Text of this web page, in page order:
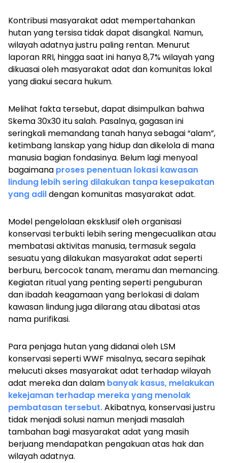
Kontribusi masyarakat adat mempertahankan
hutan yang tersisa tidak dapat disangkal. Namun,
wilayah adatnya justru paling rentan. Menurut
laporan RRI, hingga saat ini hanya 8,7% wilayah yang
dikuasai oleh masyarakat adat dan komunitas lokal
yang diakui secara hukum.
Melihat fakta tersebut, dapat disimpulkan bahwa
Skema 30x30 itu salah. Pasalnya, gagasan ini
seringkali memandang tanah hanya sebagai “alam”,
ketimbang lanskap yang hidup dan dikelola di mana
manusia bagian fondasinya. Belum lagi menyoal
bagaimana proses penentuan lokasi kawasan
lindung lebih sering dilakukan tanpa kesepakatan
yang adildengan komunitas masyarakat adat.
Model pengelolaan eksklusif oleh organisasi
konservasi terbukti lebih sering mengecualikan atau
membatasi aktivitas manusia, termasuk segala
sesuatu yang dilakukan masyarakat adat seperti
berburu, bercocok tanam, meramu dan memancing.
Kegiatan ritual yang penting seperti penguburan
dan ibadah keagamaan yang berlokasi di dalam
kawasan lindung juga dilarang atau dibatasi atas
nama purifikasi.
Para penjaga hutan yang didanai oleh LSM
konservasi seperti WWF misalnya, secara sepihak
melucuti akses masyarakat adat terhadap wilayah
adat mereka dan dalam banyak kasus, melakukan
kekejaman terhadap mereka yang menolak
pembatasan tersebut.Akibatnya, konservasi justru
tidak menjadi solusi namun menjadi masalah
tambahan bagi masyarakat adat yang masih
berjuang mendapatkan pengakuan atas hak dan
wilayah adatnya.